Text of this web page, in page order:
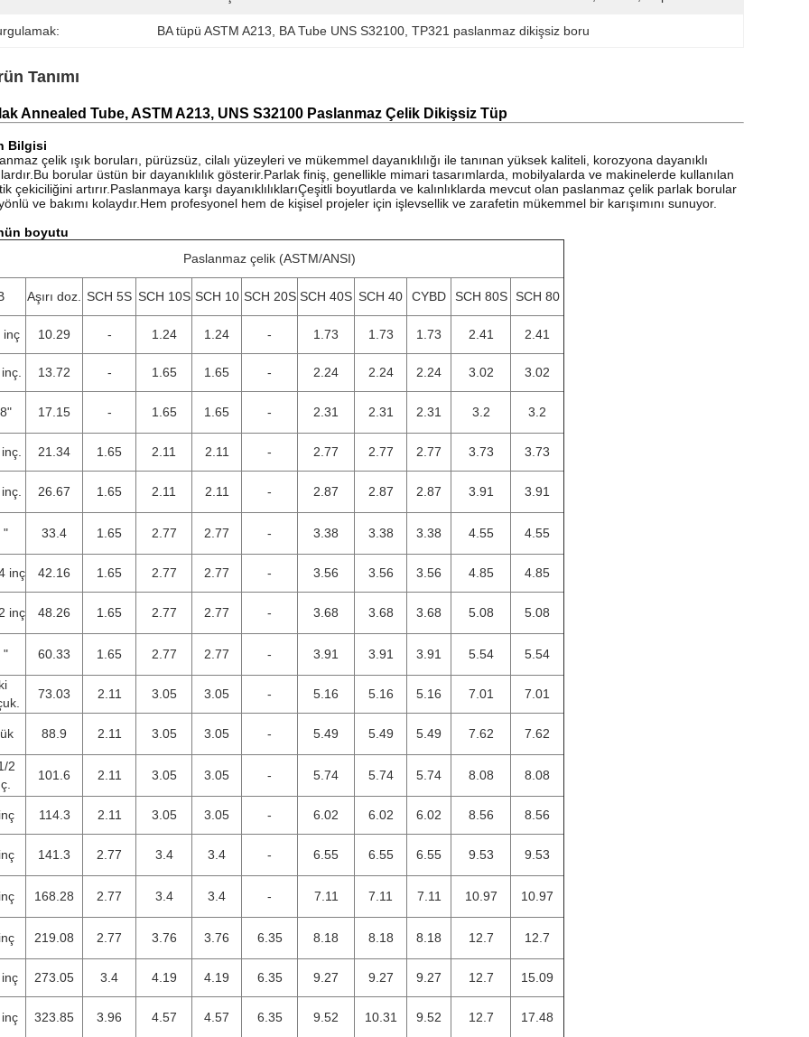
BA tüpü ASTM A213 BA Tube UNS S32100 , TP321 paslanmaz dikişsiz boru
Tanımı
Annealed Tube, ASTM A213, UNS S32100 Paslanmaz Çelik Dikişsiz Tüp
Bilgisi
çelik ışık boruları, pürüzsüz, cilalı yüzeyleri ve mükemmel dayanıklılığı ile tanınan yüksek kaliteli, korozyona dayanıklı
borular üstün bir dayanıklılık gösterir.Parlak finiş, genellikle mimari tasarımlarda, mobilyalarda ve makinelerde kullanılan
çekiciliğini artırır.Paslanmaya karşı dayanıklılıklarıÇeşitli boyutlarda ve kalınlıklarda mevcut olan paslanmaz çelik parlak borular
ve bakımı kolaydır.Hem profesyonel hem de kişisel projeler için işlevsellik ve zarafetin mükemmel bir karışımını sunuyor.
boyutu
Paslanmaz çelik (ASTM/ANSI)
Aşırı doz. SCH 5S SCH 10S SCH 10 SCH 20S SCH 40S SCH 40 CYBD SCH 80S SCH 80
inç 10.29 - 1.24 1.24 - 1.73 1.73 1.73 2.41 2.41
13.72 - 1.65 1.65 - 2.24 2.24 2.24 3.02 3.02
17.15 - 1.65 1.65 - 2.31 2.31 2.31 3.2 3.2
21.34 1.65 2.11 2.11 - 2.77 2.77 2.77 3.73 3.73
26.67 1.65 2.11 2.11 - 2.87 2.87 2.87 3.91 3.91
" 33.4 1.65 2.77 2.77 - 3.38 3.38 3.38 4.55 4.55
inç 42.16 1.65 2.77 2.77 - 3.56 3.56 3.56 4.85 4.85
inç 48.26 1.65 2.77 2.77 - 3.68 3.68 3.68 5.08 5.08
" 60.33 1.65 2.77 2.77 - 3.91 3.91 3.91 5.54 5.54
73.03 2.11 3.05 3.05 - 5.16 5.16 5.16 7.01 7.01
88.9 2.11 3.05 3.05 - 5.49 5.49 5.49 7.62 7.62
2
101.6 2.11 3.05 3.05 - 5.74 5.74 5.74 8.08 8.08
114.3 2.11 3.05 3.05 - 6.02 6.02 6.02 8.56 8.56
141.3 2.77 3.4 3.4 - 6.55 6.55 6.55 9.53 9.53
168.28 2.77 3.4 3.4 - 7.11 7.11 7.11 10.97 10.97
219.08 2.77 3.76 3.76 6.35 8.18 8.18 8.18 12.7 12.7
273.05 3.4 4.19 4.19 6.35 9.27 9.27 9.27 12.7 15.09
323.85 3.96 4.57 4.57 6.35 9.52 10.31 9.52 12.7 17.48